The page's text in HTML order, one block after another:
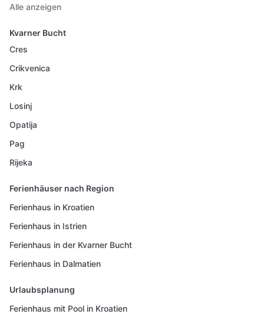
Alle anzeigen
Kvarner Bucht
Cres
Crikvenica
Krk
Losinj
Opatija
Pag
Rijeka
Ferienhäuser nach Region
Ferienhaus in Kroatien
Ferienhaus in Istrien
Ferienhaus in der Kvarner Bucht
Ferienhaus in Dalmatien
Urlaubsplanung
Ferienhaus mit Pool in Kroatien